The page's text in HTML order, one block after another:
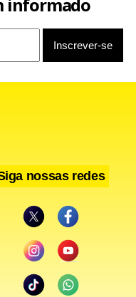
mais ataques, e
as restrições de
fogo matam ao
em SP contrapõe
e Frias
para audiência
nossas redes